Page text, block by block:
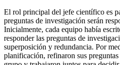
El rol principal del jefe científico es
preguntas de investigación serán
Inicialmente, cada equipo había
responder las preguntas de
superposición y redundancia. Por
planificación, refinaron sus